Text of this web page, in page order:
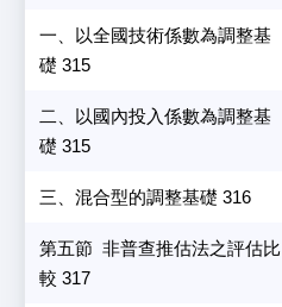
一、以全國技術係數為調整基
礎 315
二、以國內投入係數為調整基
礎 315
三、混合型的調整基礎 316
第五節 非普查推估法之評估比
較 317